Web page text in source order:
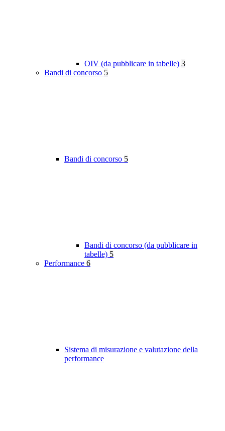
OIV (da pubblicare in tabelle) 3
Bandi di concorso 5
Bandi di concorso 5
Bandi di concorso (da pubblicare in
tabelle) 5
Performance 6
Sistema di misurazione e valutazione della
performance